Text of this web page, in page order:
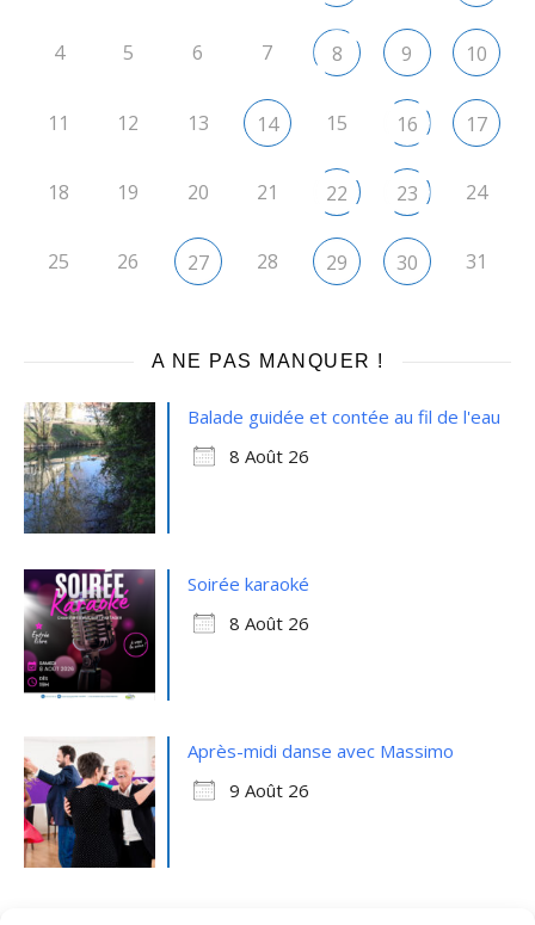
4 5 6 7 8 9 10
11 12 13 14 15 16 17
18 19 20 21 22 23 24
25 26 27 28 29 30 31
A NE PAS MANQUER !
Balade guidée et contée au fil de l'eau
8 Août 26
Soirée karaoké
8 Août 26
Après-midi danse avec Massimo
9 Août 26